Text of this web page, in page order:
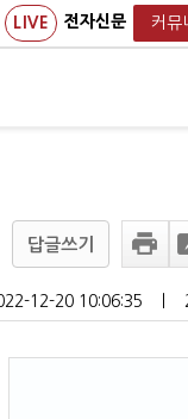
LIVE 전자신문 커뮤
답글쓰기
12-20 10:06:35